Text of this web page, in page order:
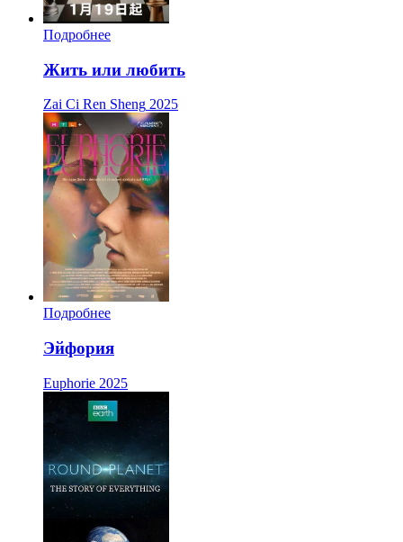
Подробнее
Жить или любить
Zai Ci Ren Sheng 2025
Подробнее
Эйфория
Euphorie 2025